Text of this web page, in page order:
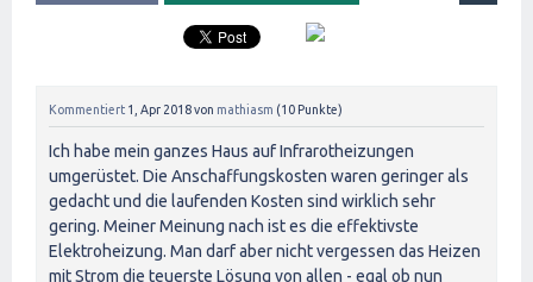
Kommentiert 1, Apr 2018von mathiasm (10 Punkte)
Ich habe mein ganzes Haus auf Infrarotheizungen
umgerüstet. Die Anschaffungskosten waren geringer als
gedacht und die laufenden Kosten sind wirklich sehr
gering. Meiner Meinung nach ist es die effektivste
Elektroheizung. Man darf aber nicht vergessen das Heizen
mit Strom die teuerste Lösung von allen - egal ob nun